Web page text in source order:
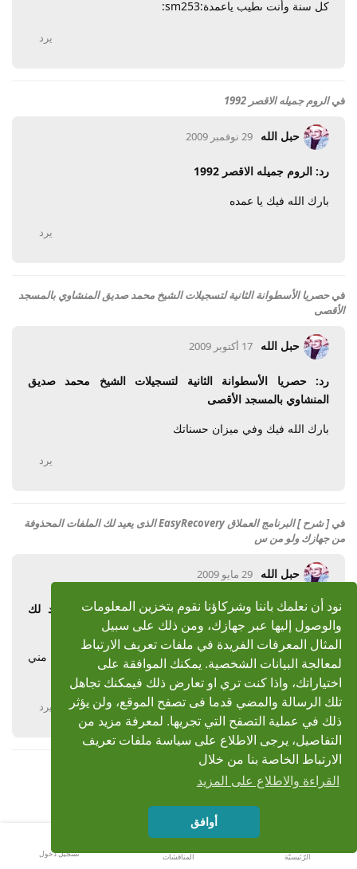
نود أن نعلمك باننا وشركاؤنا نقوم بتخزين المعلومات
والوصول إليها عبر جهازك، ومن ذلك على سبيل
المثال المعرفات الفريدة في ملفات تعريف الارتباط
لمعالجة البيانات الشخصية. يمكنك الموافقة على
اختياراتك، واذا كنت تري او تعارض ذلك فيمكنك تجاهل
تلك الرسالة والمضي قدما فى تصفح الموقع، ولن يؤثر
ذلك في عملية التصفح التي تجريها. لمعرفة مزيد من
التفاصيل، يرجى الاطلاع على سياسة ملفات تعريف
الارتباط الخاصة بنا من خلال
القراءة والاطلاع على المزيد
أوافق
كل سنة وأنت ىطيب ياعمدة:sm253:
يرد
فيالروم جميله الاقصر 1992
حبل الله 29 نوفمبر 2009
رد: الروم جميله الاقصر 1992
بارك الله فيك يا عمده
يرد
فيحصريا الأسطوانة الثانية لتسجيلات الشيخ محمد صديق المنشاوي بالمسجد
الأقصى
حبل الله 17 أكتوبر 2009
رد: حصريا الأسطوانة الثانية لتسجيلات الشيخ محمد صديق
المنشاوي بالمسجد الأقصى
بارك الله فيك وفي ميزان حسناتك
يرد
في
[ شرح ] البرنامج العملاق EasyRecovery الذى يعيد لك الملفات المحذوفة
من جهازك ولو من س
حبل الله 29 مايو 2009
رد: [ شرح ] البرنامج العملاق EasyRecovery الذى يعيد لك
الملفات المحذوفة من جهازك ولو
بسم الله الرحمن الرحيم شـكــ وبارك الله فيك ـــرا لك ... لك مني
أجمل تحية .
يرد
الرّئيسيّة المناقشات تسجيل دخول